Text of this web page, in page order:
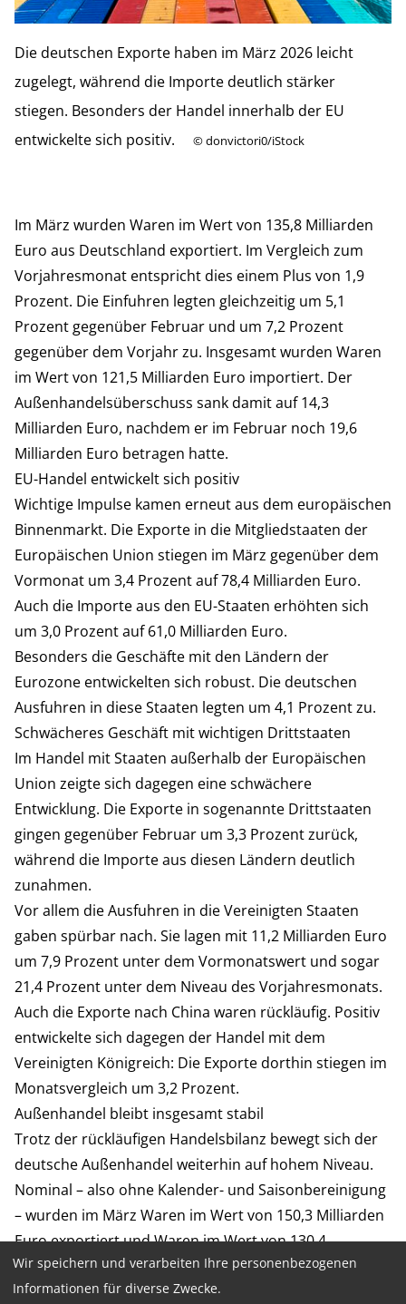
Die deutschen Exporte haben im März 2026 leicht
zugelegt, während die Importe deutlich stärker
stiegen. Besonders der Handel innerhalb der EU
entwickelte sich positiv.
©donvictori0/iStock
Im März wurden Waren im Wert von 135,8 Milliarden
Euro aus Deutschland exportiert. Im Vergleich zum
Vorjahresmonat entspricht dies einem Plus von 1,9
Prozent. Die Einfuhren legten gleichzeitig um 5,1
Prozent gegenüber Februar und um 7,2 Prozent
gegenüber dem Vorjahr zu. Insgesamt wurden Waren
im Wert von 121,5 Milliarden Euro importiert. Der
Außenhandelsüberschuss sank damit auf 14,3
Milliarden Euro, nachdem er im Februar noch 19,6
Milliarden Euro betragen hatte.
EU-Handel entwickelt sich positiv
Wichtige Impulse kamen erneut aus dem europäischen
Binnenmarkt. Die Exporte in die Mitgliedstaaten der
Europäischen Union stiegen im März gegenüber dem
Vormonat um 3,4 Prozent auf 78,4 Milliarden Euro.
Auch die Importe aus den EU-Staaten erhöhten sich
um 3,0 Prozent auf 61,0 Milliarden Euro.
Besonders die Geschäfte mit den Ländern der
Eurozone entwickelten sich robust. Die deutschen
Ausfuhren in diese Staaten legten um 4,1 Prozent zu.
Schwächeres Geschäft mit wichtigen Drittstaaten
Im Handel mit Staaten außerhalb der Europäischen
Union zeigte sich dagegen eine schwächere
Entwicklung. Die Exporte in sogenannte Drittstaaten
gingen gegenüber Februar um 3,3 Prozent zurück,
während die Importe aus diesen Ländern deutlich
zunahmen.
Vor allem die Ausfuhren in die Vereinigten Staaten
gaben spürbar nach. Sie lagen mit 11,2 Milliarden Euro
um 7,9 Prozent unter dem Vormonatswert und sogar
21,4 Prozent unter dem Niveau des Vorjahresmonats.
Auch die Exporte nach China waren rückläufig. Positiv
entwickelte sich dagegen der Handel mit dem
Vereinigten Königreich: Die Exporte dorthin stiegen im
Monatsvergleich um 3,2 Prozent.
Außenhandel bleibt insgesamt stabil
Trotz der rückläufigen Handelsbilanz bewegt sich der
deutsche Außenhandel weiterhin auf hohem Niveau.
Nominal – also ohne Kalender- und Saisonbereinigung
– wurden im März Waren im Wert von 150,3 Milliarden
Euro exportiert und Waren im Wert von 130,4
Milliarden Euro importiert. Gegenüber dem
Vorjahresmonat entspricht dies einem Anstieg von 6,9
Wir speichern und verarbeiten Ihre personenbezogenen
Informationen für diverse Zwecke.